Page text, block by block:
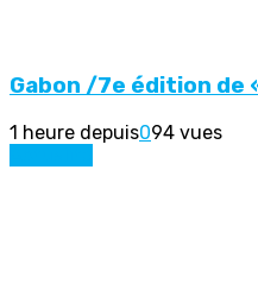
Gabon /7e édition de
1 heure depuis094 vues